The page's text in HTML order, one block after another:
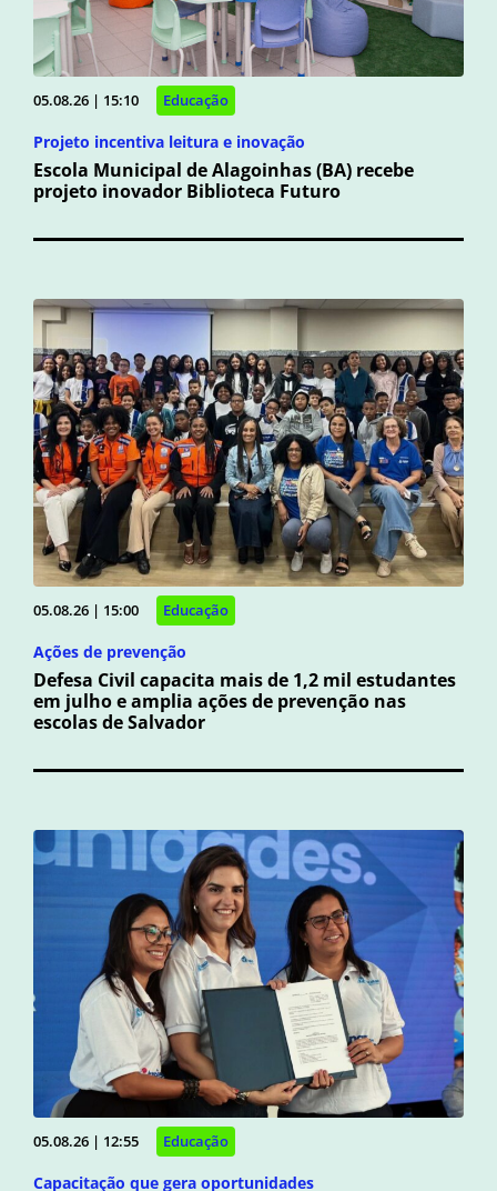
05.08.26 | 15:10 Educação
Projeto incentiva leitura e inovação
Escola Municipal de Alagoinhas (BA) recebe
projeto inovador Biblioteca Futuro
05.08.26 | 15:00 Educação
Ações de prevenção
Defesa Civil capacita mais de 1,2 mil estudantes
em julho e amplia ações de prevenção nas
escolas de Salvador
05.08.26 | 12:55 Educação
Capacitação que gera oportunidades